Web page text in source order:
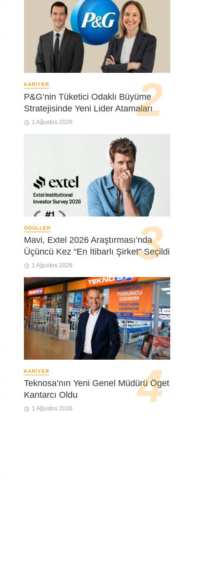
KARIYER
P&G’nin Tüketici Odaklı Büyüme
Stratejisinde Yeni Lider Atamaları
1 Ağustos 2026
ÖDÜLLER
Mavi, Extel 2026 Araştırması’nda
Üçüncü Kez “En İtibarlı Şirket” Seçildi
1 Ağustos 2026
KARIYER
Teknosa’nın Yeni Genel Müdürü Öget
Kantarcı Oldu
1 Ağustos 2026